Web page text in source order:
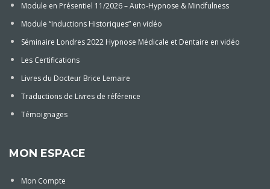
Module en Présentiel 11/2026 – Auto-Hypnose & Mindfulness
Module “Inductions Historiques” en vidéo
Séminaire Londres 2022 Hypnose Médicale et Dentaire en vidéo
Les Certifications
Livres du Docteur Brice Lemaire
Traductions de Livres de référence
Témoignages
MON ESPACE
Mon Compte